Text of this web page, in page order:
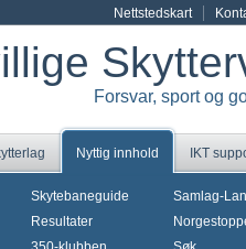
Nettstedskart
Forsvar, sport og
Nyttig innhold IKT
Skytebaneguide
Resultater
Samlag-